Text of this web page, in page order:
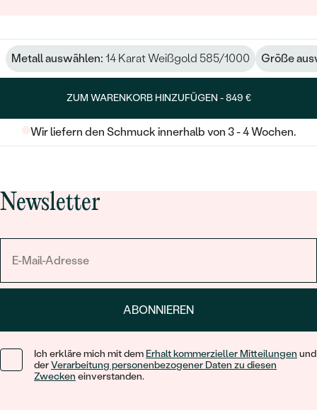
Metall auswählen: 14 Karat Weißgold 585/1000 Größe
ZUM WARENKORB HINZUFÜGEN -849 €
Wir liefern den Schmuck innerhalb von 3 - 4 Wochen.
Newsletter
ABONNIEREN
Ich erkläre mich mit dem Erhalt kommerzieller Mitteilungen und
derVerarbeitung personenbezogener Daten zu diesen
Zwecken einverstanden.